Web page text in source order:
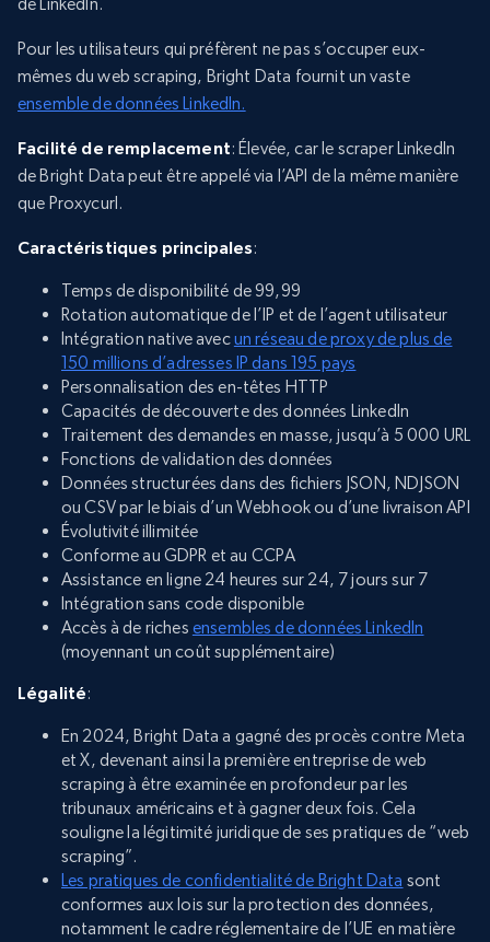
Pour les utilisateurs qui préfèrent ne pas s’occuper eux-
mêmes du web scraping, Bright Data fournit un vaste
ensemble de données LinkedIn.
Facilité de remplacement: Élevée, car le scraper LinkedIn
de Bright Data peut être appelé via l’API de la même manière
que Proxycurl.
Caractéristiques principales:
Temps de disponibilité de 99,99
Rotation automatique de l’IP et de l’agent utilisateur
Intégration native avecun réseau de proxy de plus de
150 millions d’adresses IP dans 195 pays
Personnalisation des en-têtes HTTP
Capacités de découverte des données LinkedIn
Traitement des demandes en masse, jusqu’à 5 000 URL
Fonctions de validation des données
Données structurées dans des fichiers JSON, NDJSON
ou CSV par le biais d’un Webhook ou d’une livraison API
Évolutivité illimitée
Conforme au GDPR et au CCPA
Assistance en ligne 24 heures sur 24, 7 jours sur 7
Intégration sans code disponible
Accès à de riches ensembles de données LinkedIn
(moyennant un coût supplémentaire)
Légalité:
En 2024, Bright Data a gagné des procès contre Meta
et X, devenant ainsi la première entreprise de web
scraping à être examinée en profondeur par les
tribunaux américains et à gagner deux fois. Cela
souligne la légitimité juridique de ses pratiques de “web
scraping”.
Les pratiques de confidentialité de Bright Data sont
conformes aux lois sur la protection des données,
notamment le cadre réglementaire de l’UE en matière